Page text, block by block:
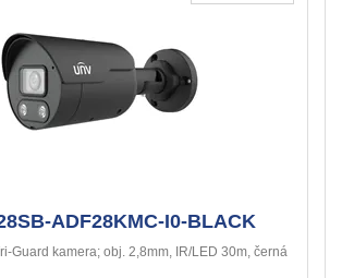
ADF28KMC-I0-BLACK
Guard kamera; obj. 2,8mm, IR/LED 30m, černá